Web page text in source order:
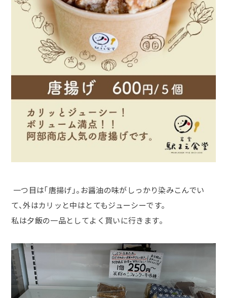
一つ目は「唐揚げ」。お醤油の味がしっかり染みこんでい
て、外はカリッと中はとてもジューシーです。
私は夕飯の一品としてよく買いに行きます。